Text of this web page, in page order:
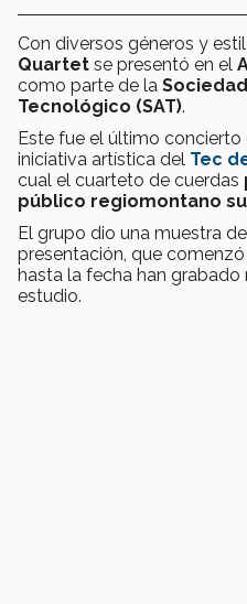
Con diversos géneros y
Quartet se presentó en el
como parte de la
Tecnológico (SAT).
Este fue el último
iniciativa artística del Tec
cual el cuarteto de cuerdas
público regiomontano
El grupo dio una muestra
presentación, que
hasta la fecha han
estudio.